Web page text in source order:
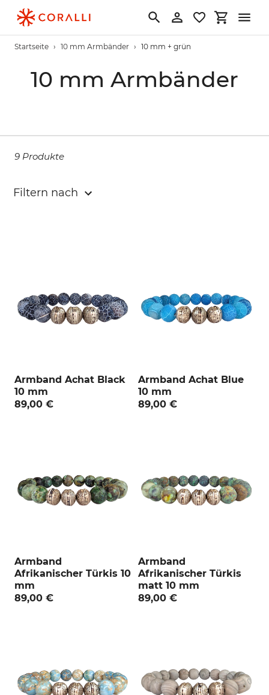
Direkt
zum
Inhalt
SuchenEinloggen
Startseite › 10 mm Armbänder › 10 mm + grün
S
m
m
10 mm Armbänder
9 Produkte
Filtern nach
Armband Achat Black
10 mm
89,00 €
Armband Achat Blue
10 mm
89,00 €
Armband
Afrikanischer Türkis 10
mm
89,00 €
Armband
Afrikanischer Türkis
matt 10 mm
89,00 €